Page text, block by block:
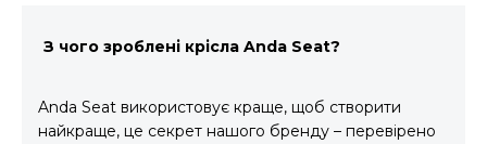
З чого зроблені крісла Anda Seat?
Anda Seat використовує краще, щоб створити
найкраще, це секрет нашого бренду – перевірено